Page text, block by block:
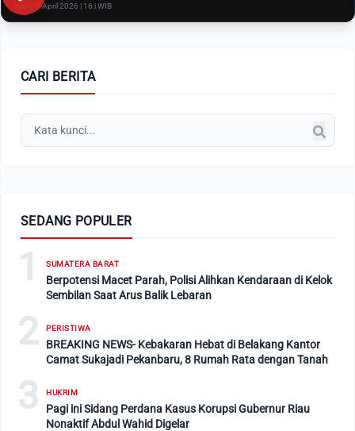
Rabu, 8 April 2026 | 16:i WIB
CARI BERITA
SEDANG POPULER
1 SUMATERA BARAT
Berpotensi Macet Parah, Polisi Alihkan Kendaraan di Kelok
Sembilan Saat Arus Balik Lebaran
2 PERISTIWA
BREAKING NEWS- Kebakaran Hebat di Belakang Kantor
Camat Sukajadi Pekanbaru, 8 Rumah Rata dengan Tanah
3 HUKRIM
Pagi ini Sidang Perdana Kasus Korupsi Gubernur Riau
Nonaktif Abdul Wahid Digelar